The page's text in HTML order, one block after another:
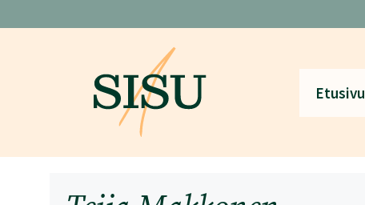
sisältöön
Etusivu